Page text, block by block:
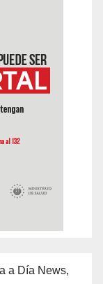
a Día News,